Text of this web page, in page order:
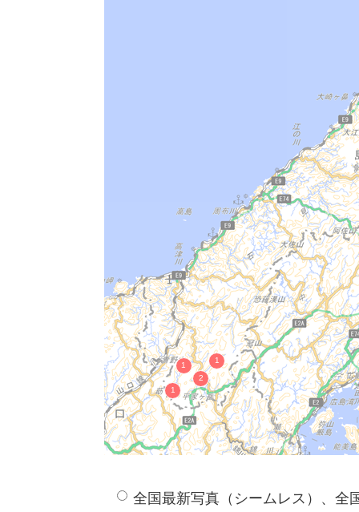
全国最新写真（シームレス）、全